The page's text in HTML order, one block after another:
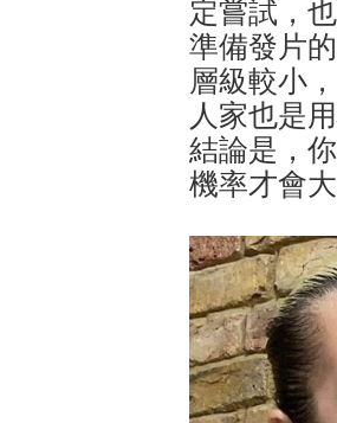
定嘗試，
準備發片
層級較小
人家也是
結論是，
機率才會